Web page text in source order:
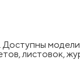
Доступны
листовок,